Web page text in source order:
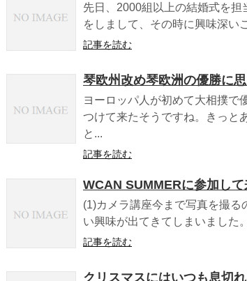
先日、2000組以上の結婚式を
をしまして、その時に興味深い
記事を読む
琴欧州改め琴欧洲の優勝に
ヨーロッパ人が初めて大相撲で
つけて来たそうですね。きっと
と...
記事を読む
WCAN SUMMERに参加し
(1)カメラ講座今まで写真を撮
い興味が出てきてしまいました
記事を読む
クリスマスにはいつも息切